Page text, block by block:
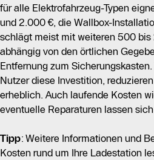
für alle Elektrofahrzeug-Typen
und 2.000 €, die Wallbox-
schlägt meist mit weiteren 500
abhängig von den örtlichen
Entfernung zum
Nutzer diese Investition,
erheblich. Auch laufende Kosten
eventuelle Reparaturen lassen
Tipp: Weitere Informationen und
Kosten rund um Ihre Ladestation